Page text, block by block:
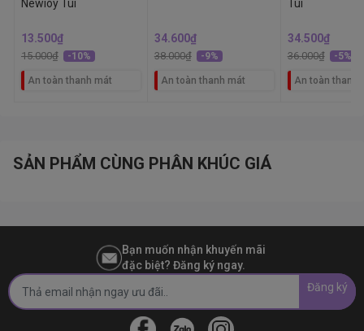
Newioy Túi
13.500₫
15.000₫ -10%
An toàn thanh mát
34.600₫
38.000₫ -9%
An toàn thanh mát
Túi
34.500₫
36.000₫ -5%
An toàn thanh
SẢN PHẨM CÙNG PHÂN KHÚC GIÁ
Bạn muốn nhận khuyến mãi
đặc biệt? Đăng ký ngay.
Đăng ký